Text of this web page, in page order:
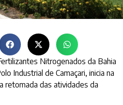
Nitrogenados da Bahia
Industrial de Camaçari, inicia na
retomada das atividades da